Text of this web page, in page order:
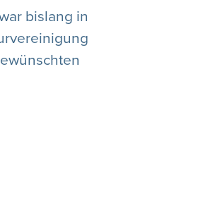
bislang in